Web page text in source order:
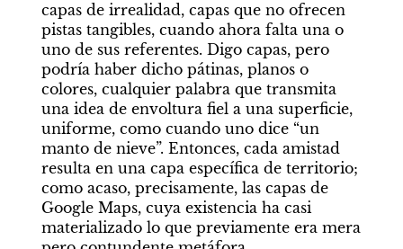
capas de irrealidad, capas que no ofrecen
pistas tangibles, cuando ahora falta una o
uno de sus referentes. Digo capas, pero
podría haber dicho pátinas, planos o
colores, cualquier palabra que transmita
una idea de envoltura fiel a una superficie,
uniforme, como cuando uno dice “un
manto de nieve”. Entonces, cada amistad
resulta en una capa específica de territorio;
como acaso, precisamente, las capas de
Google Maps, cuya existencia ha casi
materializado lo que previamente era mera